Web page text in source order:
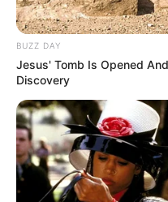
5. Foto bareng Eka
BUZZ DAY
Jesus' Tomb Is Opened
Discovery